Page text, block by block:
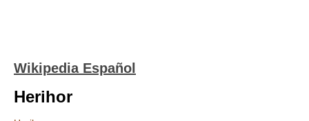
Wikipedia Español
Herihor